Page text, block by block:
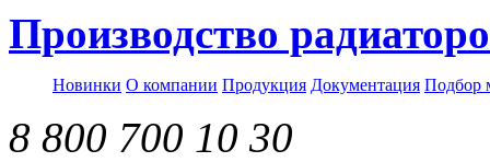
Производство
Новинки О компании Продукция Документация Подбор
8 800 700 10 30